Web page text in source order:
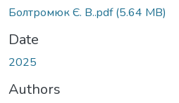
Болтромюк Є. В..pdf(5.64 MB)
Date
2025
Authors